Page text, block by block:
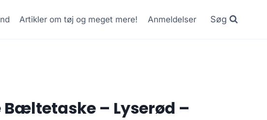
Artikler om tøj og meget mere! Anmeldelser Søg
Bæltetaske – Lyserød –